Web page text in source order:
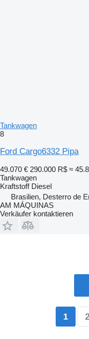
Tankwagen
8
Ford Cargo6332 Pipa
49.070 € 290.000 R$ ≈
Tankwagen
Kraftstoff Diesel
Brasilien, Desterro de
AM MÁQUINAS
Verkäufer kontaktieren
1 2